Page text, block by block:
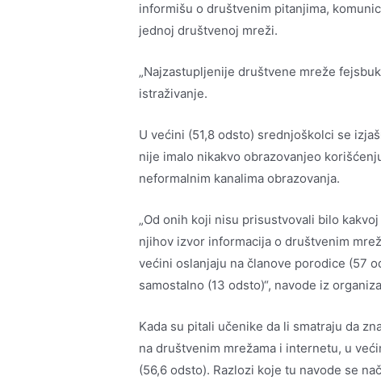
informišu o društvenim pitanjima,
jednoj društvenoj mreži.
„Najzastupljenije društvene mreže
istraživanje.
U većini (51,8 odsto) srednjoškolci se
nije imalo nikakvo obrazovanjeo
neformalnim kanalima obrazovanja.
„Od onih koji nisu prisustvovali bilo
njihov izvor informacija o društvenim
većini oslanjaju na članove porodice (57
samostalno (13 odsto)“, navode iz
Kada su pitali učenike da li smatraju da
na društvenim mrežama i internetu, u
(56,6 odsto). Razlozi koje tu navode se